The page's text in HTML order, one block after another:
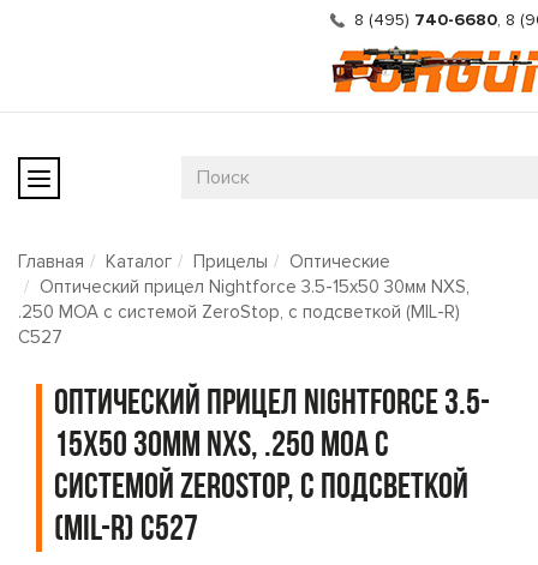
8 (495) 740-6680, 8
Главная Каталог Прицелы
Оптические
Оптический прицел Nightforce 3.5-15x50 30мм NXS,
.250 MOA с системой ZeroStop, с подсветкой (MIL-R)
C527
Оптический прицел Nightforce 3.5-
15x50 30мм NXS, .250 MOA с
системой ZeroStop, с подсветкой
(MIL-R) C527